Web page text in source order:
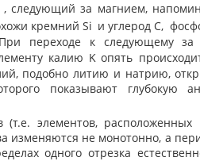
, следующий за магнием,
кремний Si и углерод C,
переходе к следующему за
калию K опять
подобно литию и натрию,
показывают глубокую
элементов, расположенных
изменяются не монотонно, а
одного отрезка